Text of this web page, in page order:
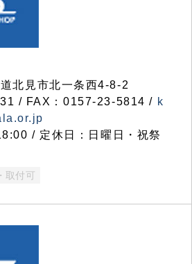
北見市北一条西4-8-2
/ FAX：0157-23-5814 / k
/ 定休日：日曜日・祝祭
取付可